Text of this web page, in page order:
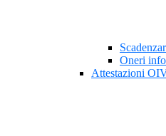
Oneri
Attestazioni